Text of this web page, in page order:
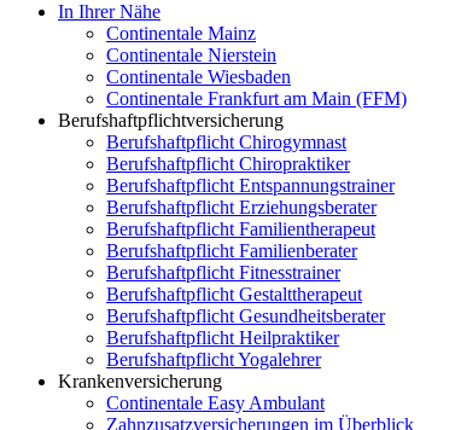
In Ihrer Nähe
Continentale Mainz
Continentale Nierstein
Continentale Wiesbaden
Continentale Frankfurt am Main (FFM)
Berufshaftpflichtversicherung
Berufshaftpflicht Chirogymnast
Berufshaftpflicht Chiropraktiker
Berufshaftpflicht Entspannungstrainer
Berufshaftpflicht Erziehungsberater
Berufshaftpflicht Familientherapeut
Berufshaftpflicht Familienberater
Berufshaftpflicht Fitnesstrainer
Berufshaftpflicht Gestalttherapeut
Berufshaftpflicht Gesundheitsberater
Berufshaftpflicht Heilpraktiker
Berufshaftpflicht Yogalehrer
Krankenversicherung
Continentale Easy Ambulant
Zahnzusatzversicherungen im Überblick